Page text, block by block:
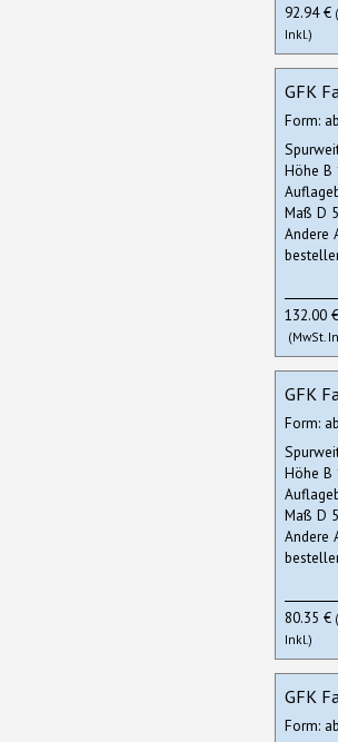
92.94 €
Inkl.)
GFK
Form:
Höhe B
Maß D
Andere
132.00 €
(MwSt.
GFK
Form:
Höhe B
Maß D
Andere
80.35 €
Inkl.)
GFK
Form: